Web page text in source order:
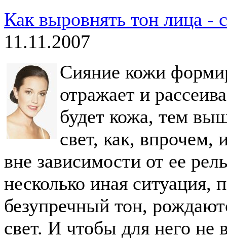
Как выровнять тон лица -
11.11.2007
Сияние кожи
отражает и
будет кожа, тем
свет, как, впрочем,
вне зависимости от ее
несколько иная ситуация,
безупречный тон,
свет. И чтобы для него не